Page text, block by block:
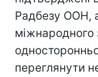
Радбезу ООН,
міжнародного
переглянути